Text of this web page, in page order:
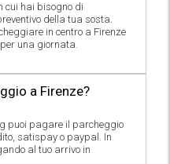
cui hai bisogno di
della tua sosta.
in centro a Firenze
una giornata.
a Firenze?
puoi pagare il parcheggio
satispay o paypal. In
al tuo arrivo in